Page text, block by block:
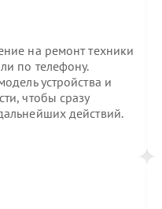
на ремонт техники
по телефону.
устройства и
чтобы сразу
действий.